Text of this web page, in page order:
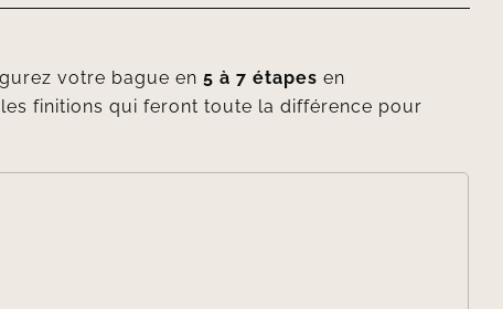
votre bague en5 à 7 étapes en
finitions qui feront toute la différence pour